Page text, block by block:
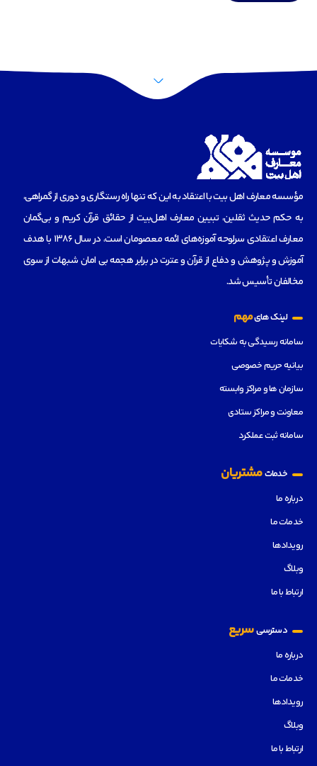
مؤسسه‌ معارف اهل بیت با اعتقاد به این که تنها راه رستگاری و دوری از گمراهی،
به حکم حدیث ثقلین، تبیین معارف اهل‌بیت از حقائق قرآن کریم و بی‌گمان
معارف اعتقادی سرلوحه آموزه‌های ائمه معصومان است، در سال 1386 با هدف
آموزش و پژوهش و دفاع از قرآن و عترت در برابر هجمه بی امان شبهات از سوی
مخالفان تأسیس شد.
لینک هایمهم
سامانه رسیدگی به شکایات
بیانیه حریم خصوصی
سازمان ها و مراکز وابسته
معاونت و مراکز ستادی
سامانه ثبت عملکرد
خدماتمشتریان
درباره ما
خدمات ما
رویدادها
وبلاگ
ارتباط با ما
دسترسیسریع
درباره ما
خدمات ما
رویدادها
وبلاگ
ارتباط با ما